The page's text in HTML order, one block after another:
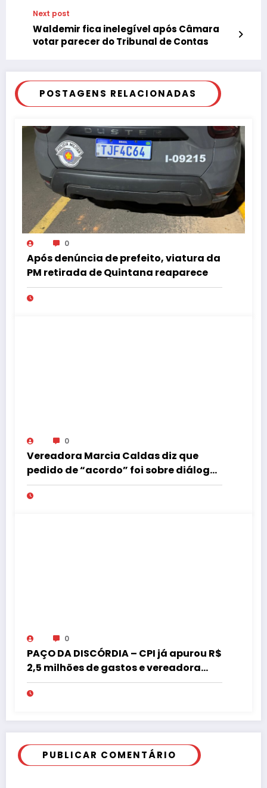
Next post
Waldemir fica inelegível após Câmara
votar parecer do Tribunal de Contas
POSTAGENS RELACIONADAS
0
Após denúncia de prefeito, viatura da
PM retirada de Quintana reaparece
0
Vereadora Marcia Caldas diz que
pedido de “acordo” foi sobre diálogo
institucional
0
PAÇO DA DISCÓRDIA – CPI já apurou R$
2,5 milhões de gastos e vereadora
pede “acordo” para aprovar R$ 9,5
milhões
PUBLICAR COMENTÁRIO